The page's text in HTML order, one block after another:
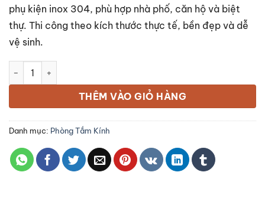
phụ kiện inox 304, phù hợp nhà phố, căn hộ và biệt
thự. Thi công theo kích thước thực tế, bền đẹp và dễ
vệ sinh.
Vách tắm kính 90 độ số lượng
THÊM VÀO GIỎ HÀNG
Danh mục: Phòng Tắm Kính